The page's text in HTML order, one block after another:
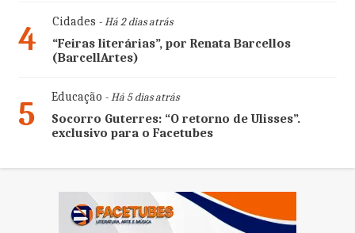
4 Cidades - Há 2 dias atrás
“Feiras literárias”, por Renata Barcellos
(BarcellArtes)
5 Educação - Há 5 dias atrás
Socorro Guterres: “O retorno de Ulisses”.
exclusivo para o Facetubes